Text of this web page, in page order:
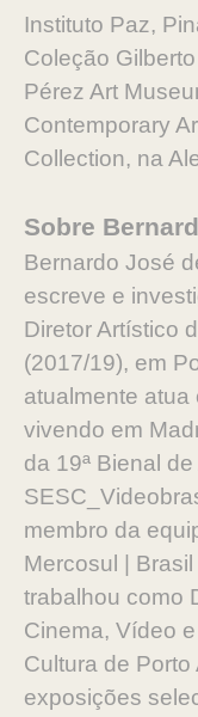
Instituto Paz,
Coleção
Pérez Art
Contemporary
Collection, na
Sobre
Bernardo José
escreve e
Diretor Artístico
(2017/19), em
atualmente
vivendo em
da 19ª Bienal
membro da
Mercosul |
trabalhou como
Cinema, Vídeo
Cultura de
exposições